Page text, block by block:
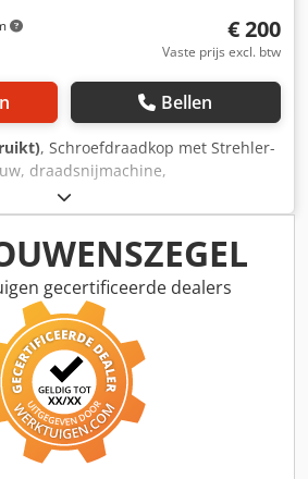
€ 200
Vaste prijs excl. btw
Bellen
, Schroefdraadkop met Strehler-
draadsnijmachine,
schroefdraad: 1/4"–1
Dsdpfjb A Racjx Aayjck
gecertificeerde dealers